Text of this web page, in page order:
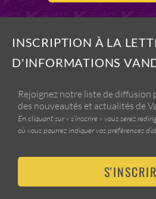
INSCRIPTION À LA
D'INFORMATIONS
Rejoignez notre liste de diffusion
des nouveautés et actualités de
En cliquant sur « s’inscrire » vous serez
où vous pourrez indiquer vos préférences